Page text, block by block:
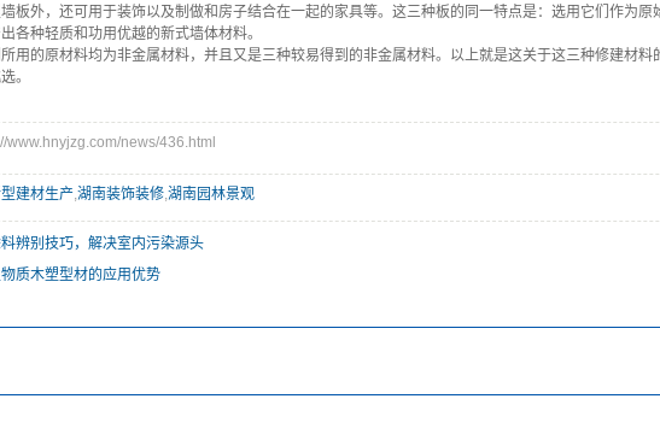
板外，还可用于装饰以及制做和房子结合在一起的家具等。这三种板的同一特点是：选用它们作为
各种轻质和功用优越的新式墙体材料。
的原材料均为非金属材料，并且又是三种较易得到的非金属材料。以上就是这关于这三种修建材料
。
www.hnyjzg.com/news/436.html
建材生产,湖南装饰装修,湖南园林景观
辨别技巧，解决室内污染源头
质木塑型材的应用优势